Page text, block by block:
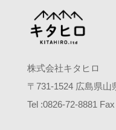
株式会社キタヒロ
〒 731-1524 広島県山
Tel :0826-72-8881